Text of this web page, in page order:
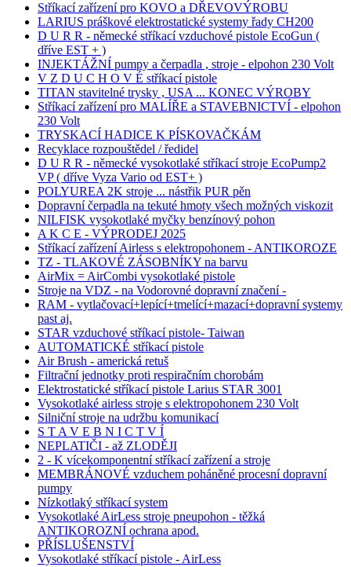
Stříkací zařízení pro KOVO a DŘEVOVÝROBU
LARIUS práškové elektrostatické systemy řady CH200
D U R R - německé stříkací vzduchové pistole EcoGun (
dříve EST + )
INJEKTÁŽNÍ pumpy a čerpadla , stroje - elpohon 230 Volt
V Z D U C H O V É stříkací pistole
TITAN stavitelné trysky , USA ... KONEC VÝROBY
Stříkací zařízení pro MALÍŘE a STAVEBNICTVÍ - elpohon
230 Volt
TRYSKACÍ HADICE K PÍSKOVAČKÁM
Recyklace rozpouštědel / ředidel
D U R R - německé vysokotlaké stříkací stroje EcoPump2
VP ( dříve Vyza Vario od EST+ )
POLYUREA 2K stroje ... nástřik PUR pěn
Dopravní čerpadla na tekuté hmoty všech možných viskozit
NILFISK vysokotlaké myčky benzínový pohon
A K C E - VÝPRODEJ 2025
Stříkací zařízení Airless s elektropohonem - ANTIKOROZE
TZ - TLAKOVÉ ZÁSOBNÍKY na barvu
AirMix = AirCombi vysokotlaké pistole
Stroje na VDZ - na Vodorovné dopravní značení -
RAM - vytlačovací+lepící+tmelící+mazací+dopravní systemy
past aj.
STAR vzduchové stříkací pistole- Taiwan
AUTOMATICKÉ stříkací pistole
Air Brush - americká retuš
Filtrační jednotky proti respiračním chorobám
Elektrostatické stříkací pistole Larius STAR 3001
Vysokotlaké airless stroje s elektropohonem 230 Volt
Silniční stroje na udržbu komunikací
S T A V E B N I C T V Í
NEPLATIČI - až ZLODĚJI
2 - K vícekomponentní stříkací zařízení a stroje
MEMBRÁNOVÉ vzduchem poháněné procesní dopravní
pumpy
Nízkotlaký stříkací system
Vysokotlaké AirLess stroje pneupohon - těžká
ANTIKOROZNÍ ochrana apod.
PŘÍSLUŠENSTVÍ
Vysokotlaké stříkací pistole - AirLess